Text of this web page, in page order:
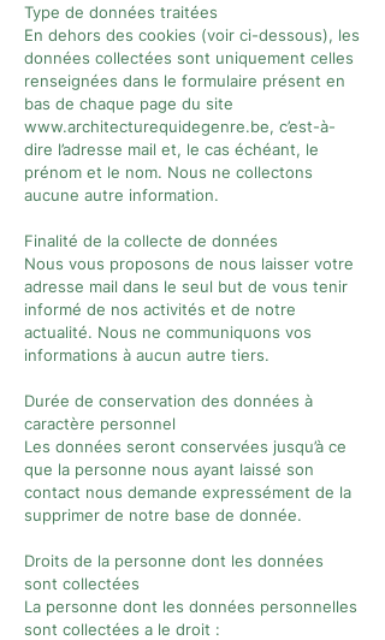
Type de données traitées
En dehors des cookies (voir ci-dessous), les
données collectées sont uniquement celles
renseignées dans le formulaire présent en
bas de chaque page du site
www.architecturequidegenre.be, c’est-à-
dire l’adresse mail et, le cas échéant, le
prénom et le nom. Nous ne collectons
aucune autre information.
Finalité de la collecte de données
Nous vous proposons de nous laisser votre
adresse mail dans le seul but de vous tenir
informé de nos activités et de notre
actualité. Nous ne communiquons vos
informations à aucun autre tiers.
Durée de conservation des données à
caractère personnel
Les données seront conservées jusqu’à ce
que la personne nous ayant laissé son
contact nous demande expressément de la
supprimer de notre base de donnée.
Droits de la personne dont les données
sont collectées
La personne dont les données personnelles
sont collectées a le droit :